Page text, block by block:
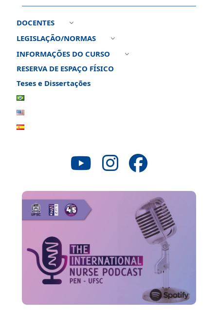
DOCENTES 3
LEGISLAÇÃO/NORMAS 3
INFORMAÇÕES DO CURSO 3
RESERVA DE ESPAÇO FÍSICO
Teses e Dissertações